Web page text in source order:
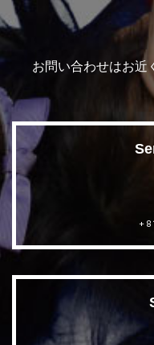
お問い合わせはお近